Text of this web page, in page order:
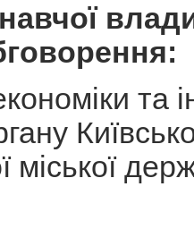
та
міської